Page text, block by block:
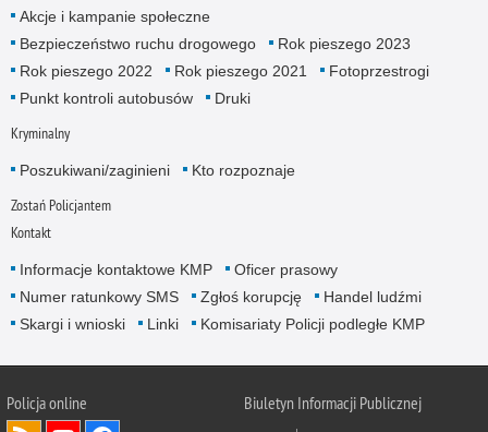
Akcje i kampanie społeczne
Bezpieczeństwo ruchu drogowego
Rok pieszego 2023
Rok pieszego 2022
Rok pieszego 2021
Fotoprzestrogi
Punkt kontroli autobusów
Druki
Kryminalny
Poszukiwani/zaginieni Kto rozpoznaje
Zostań Policjantem
Kontakt
Informacje kontaktowe KMP
Oficer prasowy
Numer ratunkowy SMS
Zgłoś korupcję
Handel ludźmi
Skargi i wnioski
Linki Komisariaty Policji podległe KMP
Policja online
Biuletyn Informacji Publicznej